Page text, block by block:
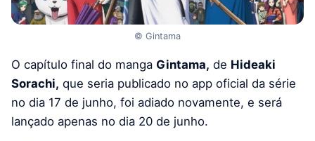
© Gintama
O capítulo final do manga Gintama, de Hideaki
Sorachi, que seria publicado no app oficial da série
no dia 17 de junho, foi adiado novamente, e será
lançado apenas no dia 20 de junho.